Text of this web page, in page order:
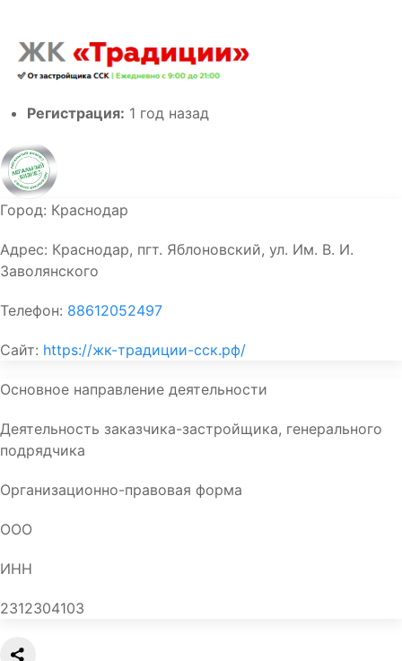
Регистрация: 1 год назад
Город: Краснодар
Адрес: Краснодар, пгт. Яблоновский, ул. Им. В. И.
Заволянского
Телефон: 88612052497
Сайт: https://жк-традиции-сск.рф/
Основное направление деятельности
Деятельность заказчика-застройщика, генерального
подрядчика
Организационно-правовая форма
ООО
ИНН
2312304103